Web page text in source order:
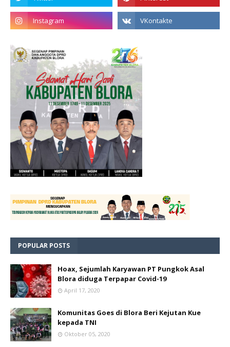
POPULAR POSTS
Hoax, Sejumlah Karyawan PT Pungkok Asal
Blora diduga Terpapar Covid-19
April 17, 2020
Komunitas Goes di Blora Beri Kejutan Kue
kepada TNI
Oktober 05, 2020